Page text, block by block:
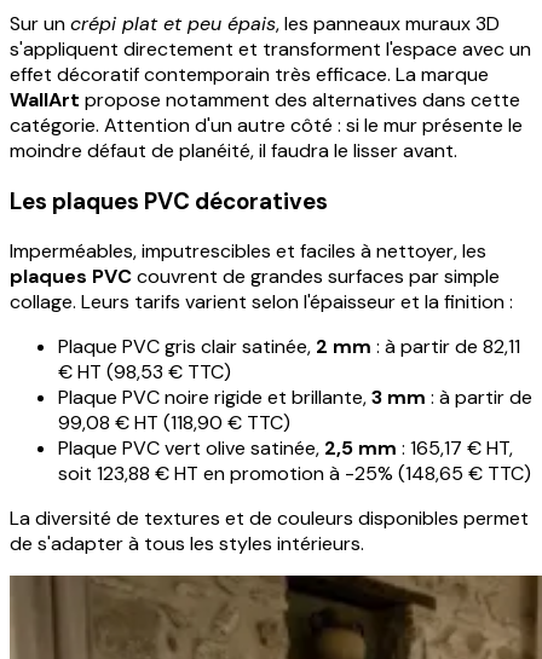
Sur uncrépi plat et peu épais, les panneaux muraux 3D
s'appliquent directement et transforment l'espace avec un
effet décoratif contemporain très efficace. La marque
WallArt propose notamment des alternatives dans cette
catégorie. Attention d'un autre côté : si le mur présente le
moindre défaut de planéité, il faudra le lisser avant.
Les plaques PVC décoratives
Imperméables, imputrescibles et faciles à nettoyer, les
plaques PVCcouvrent de grandes surfaces par simple
collage. Leurs tarifs varient selon l'épaisseur et la finition :
Plaque PVC gris clair satinée, 2 mm : à partir de 82,11
€ HT (98,53 € TTC)
Plaque PVC noire rigide et brillante,3 mm : à partir de
99,08 € HT (118,90 € TTC)
Plaque PVC vert olive satinée, 2,5 mm : 165,17 € HT,
soit 123,88 € HT en promotion à -25% (148,65 € TTC)
La diversité de textures et de couleurs disponibles permet
de s'adapter à tous les styles intérieurs.